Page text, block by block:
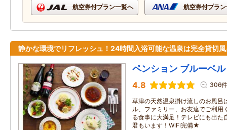
航空券付プラン一覧へ 航空券付プラ
静かな環境でリフレッシュ！24時間入浴可能な温泉は完全貸切
ペンション ブルーベル
4.8 306件
草津の天然温泉掛け流しのお風呂
ル、ファミリー、お友達でご利用
る食事に大満足！テレビにも出た
君もいます！WiFi完備★